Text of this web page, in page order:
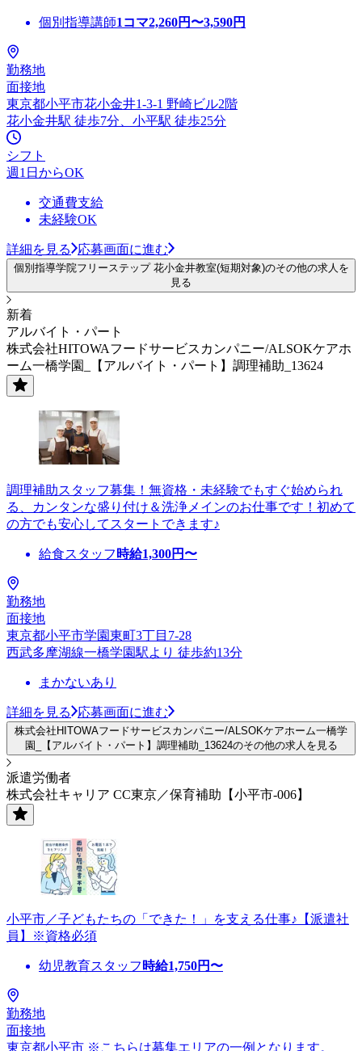
個別指導講師1コマ2,260円〜3,590円
勤務地
面接地
東京都小平市花小金井1-3-1 野崎ビル2階
花小金井駅 徒歩7分、小平駅 徒歩25分
シフト
週1日からOK
交通費支給
未経験OK
詳細を見る 応募画面に進む
個別指導学院フリーステップ 花小金井教室(短期対象)のその他の求人を
見る
新着
アルバイト・パート
株式会社HITOWAフードサービスカンパニー/ALSOKケアホ
ーム一橋学園_【アルバイト・パート】調理補助_13624
調理補助スタッフ募集！無資格・未経験でもすぐ始められ
る、カンタンな盛り付け＆洗浄メインのお仕事です！初めて
の方でも安心してスタートできます♪
給食スタッフ 時給1,300円〜
勤務地
面接地
東京都小平市学園東町3丁目7-28
西武多摩湖線一橋学園駅より 徒歩約13分
まかないあり
詳細を見る 応募画面に進む
株式会社HITOWAフードサービスカンパニー/ALSOKケアホーム一橋学
園_【アルバイト・パート】調理補助_13624のその他の求人を見る
派遣労働者
株式会社キャリア CC東京／保育補助【小平市-006】
小平市／子どもたちの「できた！」を支える仕事♪【派遣社
員】※資格必須
幼児教育スタッフ 時給1,750円〜
勤務地
面接地
東京都小平市 ※こちらは募集エリアの一例となります。